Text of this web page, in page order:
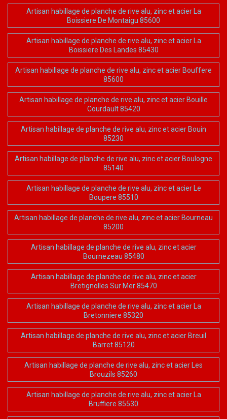
Artisan habillage de planche de rive alu, zinc et acier La
Boissiere De Montaigu 85600
Artisan habillage de planche de rive alu, zinc et acier La
Boissiere Des Landes 85430
Artisan habillage de planche de rive alu, zinc et acier Bouffere
85600
Artisan habillage de planche de rive alu, zinc et acier Bouille
Courdault 85420
Artisan habillage de planche de rive alu, zinc et acier Bouin
85230
Artisan habillage de planche de rive alu, zinc et acier Boulogne
85140
Artisan habillage de planche de rive alu, zinc et acier Le
Boupere 85510
Artisan habillage de planche de rive alu, zinc et acier Bourneau
85200
Artisan habillage de planche de rive alu, zinc et acier
Bournezeau 85480
Artisan habillage de planche de rive alu, zinc et acier
Bretignolles Sur Mer 85470
Artisan habillage de planche de rive alu, zinc et acier La
Bretonniere 85320
Artisan habillage de planche de rive alu, zinc et acier Breuil
Barret 85120
Artisan habillage de planche de rive alu, zinc et acier Les
Brouzils 85260
Artisan habillage de planche de rive alu, zinc et acier La
Bruffiere 85530